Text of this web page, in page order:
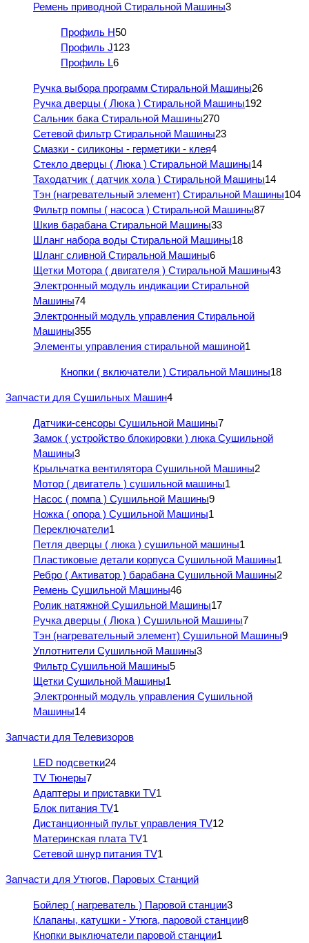
Ремень приводной Стиральной Машины3
Профиль H50
Профиль J123
Профиль L6
Ручка выбора программ Стиральной Машины26
Ручка дверцы ( Люка ) Стиральной Машины192
Сальник бака Стиральной Машины270
Сетевой фильтр Стиральной Машины23
Смазки - силиконы - герметики - клея4
Стекло дверцы ( Люка ) Стиральной Машины14
Таходатчик ( датчик хола ) Стиральной Машины14
Тэн (нагревательный элемент) Стиральной Машины104
Фильтр помпы ( насоса ) Стиральной Машины87
Шкив барабана Стиральной Машины33
Шланг набора воды Стиральной Машины18
Шланг сливной Стиральной Машины6
Щетки Мотора ( двигателя ) Стиральной Машины43
Электронный модуль индикации Стиральной
Машины74
Электронный модуль управления Стиральной
Машины355
Элементы управления стиральной машиной1
Кнопки ( включатели ) Стиральной Машины18
Запчасти для Сушильных Машин4
Датчики-сенсоры Сушильной Машины7
Замок ( устройство блокировки ) люка Сушильной
Машины3
Крыльчатка вентилятора Сушильной Машины2
Мотор ( двигатель ) сушильной машины1
Насос ( помпа ) Сушильной Машины9
Ножка ( опора ) Сушильной Машины1
Переключатели1
Петля дверцы ( люка ) сушильной машины1
Пластиковые детали корпуса Сушильной Машины1
Ребро ( Активатор ) барабана Сушильной Машины2
Ремень Сушильной Машины46
Ролик натяжной Сушильной Машины17
Ручка дверцы ( Люка ) Сушильной Машины7
Тэн (нагревательный элемент) Сушильной Машины9
Уплотнители Сушильной Машины3
Фильтр Сушильной Машины5
Щетки Сушильной Машины1
Электронный модуль управления Сушильной
Машины14
Запчасти для Телевизоров
LED подсветки24
TV Тюнеры7
Адаптеры и приставки TV1
Блок питания TV1
Дистанционный пульт управления TV12
Материнская плата TV1
Сетевой шнур питания TV1
Запчасти для Утюгов, Паровых Станций
Бойлер ( нагреватель ) Паровой станции3
Клапаны, катушки - Утюга, паровой станции8
Кнопки выключатели паровой станции1